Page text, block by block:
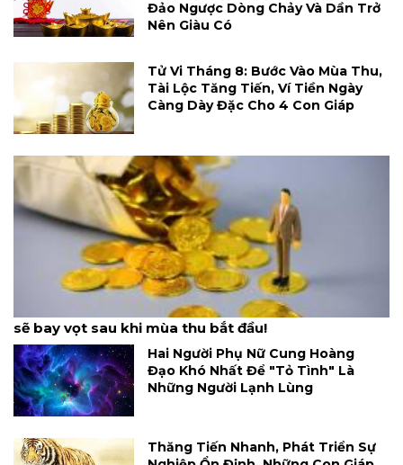
Đảo Ngược Dòng Chảy Và Dần Trở
Nên Giàu Có
Tử Vi Tháng 8: Bước Vào Mùa Thu,
Tài Lộc Tăng Tiến, Ví Tiền Ngày
Càng Dày Đặc Cho 4 Con Giáp
Ba cung hoàng đạo chính đều may mắn: Phúc lành
sẽ bay vọt sau khi mùa thu bắt đầu!
Hai Người Phụ Nữ Cung Hoàng
Đạo Khó Nhất Để "tỏ Tình" Là
Những Người Lạnh Lùng
Thăng Tiến Nhanh, Phát Triển Sự